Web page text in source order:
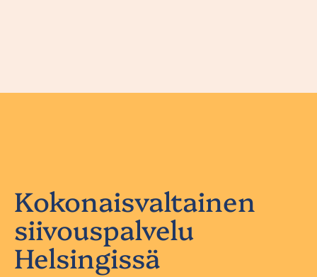
Kokonaisvaltainen
siivouspalvelu
Helsingissä